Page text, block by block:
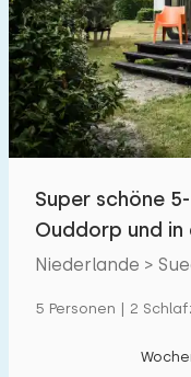
Super schöne
Ouddorp und in
Niederlande >
5 Personen | 2